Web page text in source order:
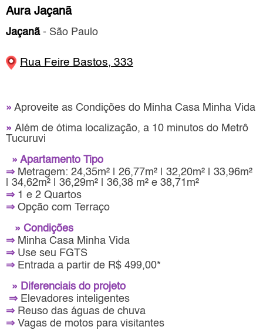
Aura Jaçanã
Jaçanã- São Paulo
Rua Feire Bastos, 333
» Aproveite as Condições do Minha Casa Minha Vida
» Além de ótima localização, a 10 minutos do Metrô
Tucuruvi
» Apartamento Tipo
⇒ Metragem: 24,35m² | 26,77m² | 32,20m² | 33,96m²
| 34,62m² | 36,29m² | 36,38 m² e 38,71m²
⇒ 1 e 2 Quartos
⇒ Opção com Terraço
» Condições
⇒ Minha Casa Minha Vida
⇒ Use seu FGTS
⇒ Entrada a partir de R$ 499,00*
» Diferenciais do projeto
⇒ Elevadores inteligentes
⇒ Reuso das águas de chuva
⇒ Vagas de motos para visitantes